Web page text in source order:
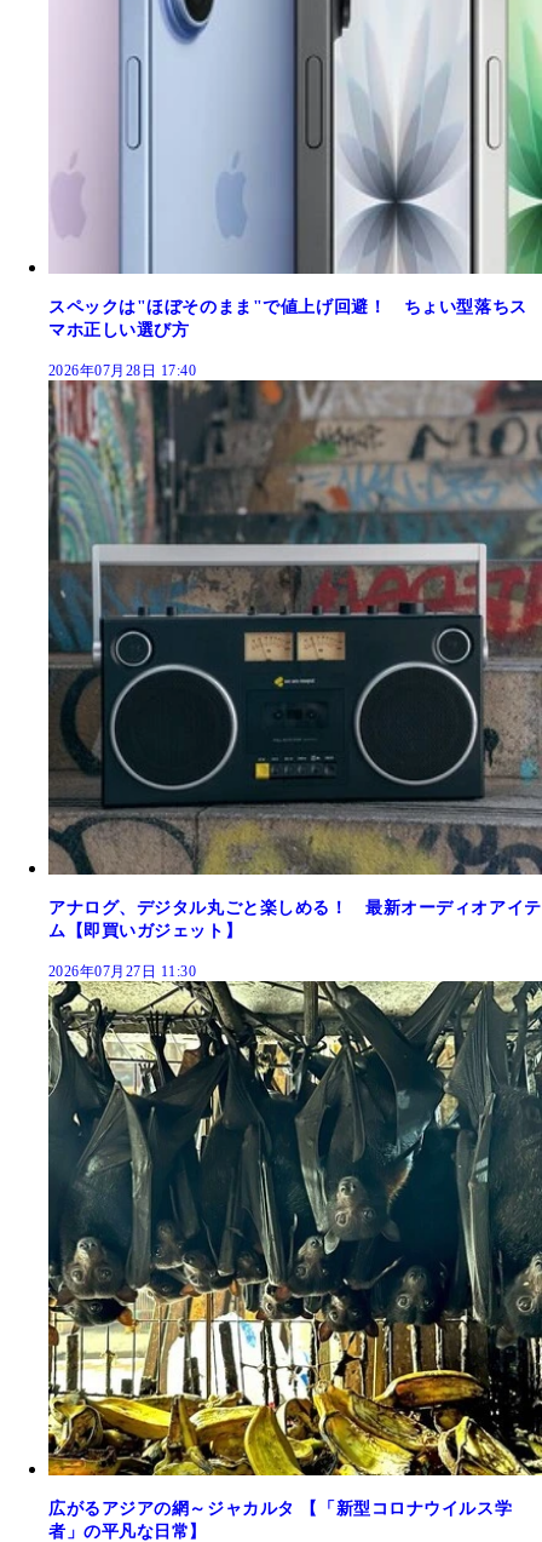
スペックは"ほぼそのまま"で値上げ回避！ ちょい型落ちス
マホ正しい選び方
2026年07月28日 17:40
アナログ、デジタル丸ごと楽しめる！ 最新オーディオアイテ
ム【即買いガジェット】
2026年07月27日 11:30
広がるアジアの網～ジャカルタ 【「新型コロナウイルス学
者」の平凡な日常】